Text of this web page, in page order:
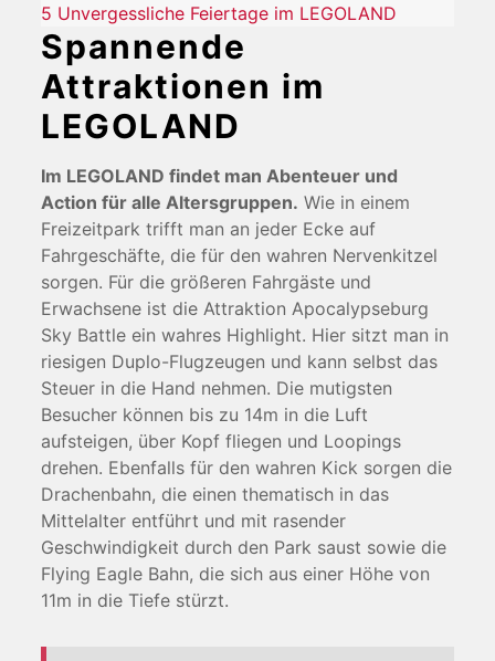
5 Unvergessliche Feiertage im LEGOLAND
Spannende
Attraktionen im
LEGOLAND
Im LEGOLAND findet man Abenteuer und
Action für alle Altersgruppen. Wie in einem
Freizeitpark trifft man an jeder Ecke auf
Fahrgeschäfte, die für den wahren Nervenkitzel
sorgen. Für die größeren Fahrgäste und
Erwachsene ist die Attraktion Apocalypseburg
Sky Battle ein wahres Highlight. Hier sitzt man in
riesigen Duplo-Flugzeugen und kann selbst das
Steuer in die Hand nehmen. Die mutigsten
Besucher können bis zu 14m in die Luft
aufsteigen, über Kopf fliegen und Loopings
drehen. Ebenfalls für den wahren Kick sorgen die
Drachenbahn, die einen thematisch in das
Mittelalter entführt und mit rasender
Geschwindigkeit durch den Park saust sowie die
Flying Eagle Bahn, die sich aus einer Höhe von
11m in die Tiefe stürzt.